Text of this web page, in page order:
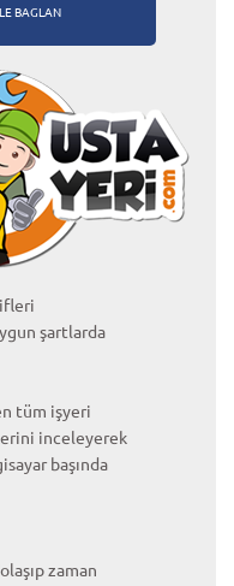
BAGLAN
şartlarda
tüm işyeri
inceleyerek
başında
zaman